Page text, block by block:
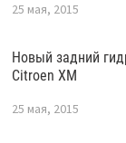
25 мая, 2015
Новый задний
Citroen XM
25 мая, 2015